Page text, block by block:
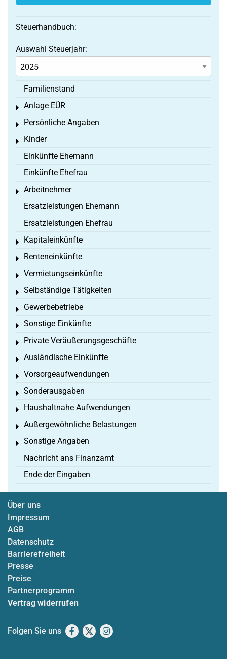
Steuerhandbuch:
Auswahl Steuerjahr:
Familienstand
Anlage EÜR
Toggle menu
Persönliche Angaben
Toggle menu
Kinder
Toggle menu
Einkünfte Ehemann
Einkünfte Ehefrau
Arbeitnehmer
Toggle menu
Ersatzleistungen Ehemann
Ersatzleistungen Ehefrau
Kapitaleinkünfte
Toggle menu
Renteneinkünfte
Toggle menu
Vermietungseinkünfte
Toggle menu
Selbständige Tätigkeiten
Toggle menu
Gewerbebetriebe
Toggle menu
Sonstige Einkünfte
Toggle menu
Private Veräußerungsgeschäfte
Toggle menu
Ausländische Einkünfte
Toggle menu
Vorsorgeaufwendungen
Toggle menu
Sonderausgaben
Toggle menu
Haushaltnahe Aufwendungen
Toggle menu
Außergewöhnliche Belastungen
Toggle menu
Sonstige Angaben
Toggle menu
Nachricht ans Finanzamt
Ende der Eingaben
Über uns
Impressum
AGB
Datenschutz
Barrierefreiheit
Presse
Preise
Partnerprogramm
Vertrag widerrufen
Folgen Sie uns Facebook
X Instagram